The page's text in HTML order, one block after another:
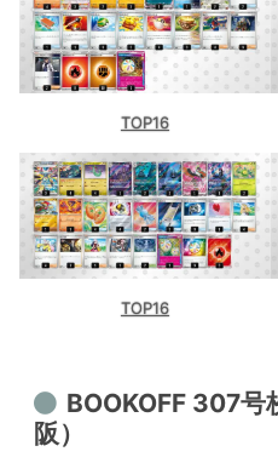
TOP16
TOP16
BOOKOFF 307号
阪）